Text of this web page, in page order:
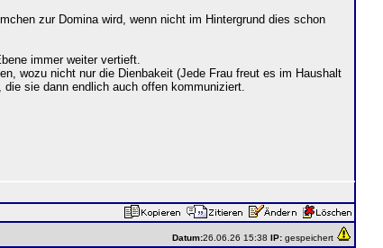
zur Domina wird, wenn nicht im Hintergrund dies schon
immer weiter vertieft.
wozu nicht nur die Dienbakeit (Jede Frau freut es im Haushalt
sie dann endlich auch offen kommuniziert.
Datum:26.06.26 15:38 IP: gespeichert